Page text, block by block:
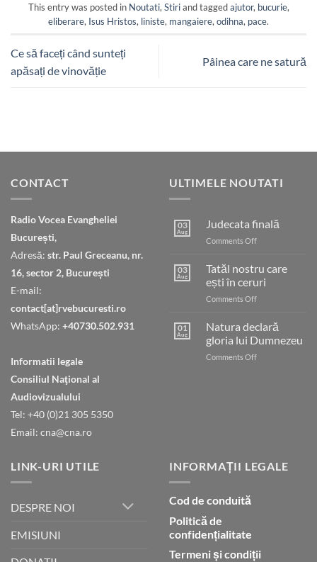
This entry was posted in Noutati, Stiriand taggedajutor, bucurie,
eliberare, Isus Hristos, liniste, mangaiere, odihna, pace.
Ce să faceți când sunteți
apăsați de vinovăție
Pâinea care ne satură
CONTACT
Radio Vocea Evangheliei
București,
Adresă: str. Paul Greceanu, nr.
16, sector 2, București
E-mail:
contact[at]rvebucuresti.ro
WhatsApp: +40730.502.931
Informatii legale
Consiliul Naţional al
Audiovizualului
Tel: +40 (0)21 305 5350
Email: cna@cna.ro
ULTIMELE NOUTATI
03
Aug
Judecata finală
Comments Offon
03
Aug
Tatăl nostru care
ești în ceruri
Comments Offon
nostru
care
ești
în
01
Aug
Natura declară
gloria lui Dumnezeu
Comments Offon
LINK-URI UTILE
DESPRE NOI
EMISIUNI
INFORMAȚII LEGALE
Cod de conduită
Politică de
confidențialitate
Termeni și condiții